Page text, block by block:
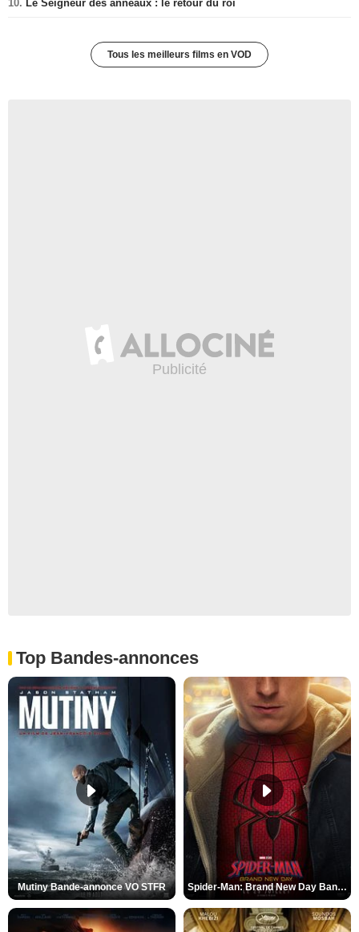
10. Le Seigneur des anneaux : le retour du roi
Tous les meilleurs films en VOD
Top Bandes-annonces
Mutiny Bande-annonce VO STFR Spider-Man: Brand New Day Bande-annonce VO STFR